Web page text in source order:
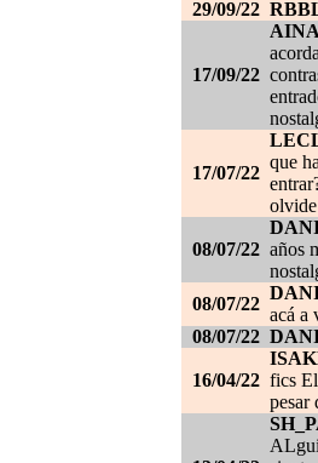
29/09/22
17/09/22
17/07/22
que
08/07/22 años
08/07/22
acá a
08/07/22
16/04/22 fics
pesar